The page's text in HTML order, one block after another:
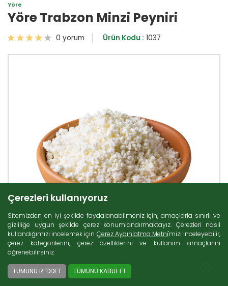
Yöre
Yöre Trabzon Minzi Peyniri
0 yorum Ürün Kodu : 1037
Çerezleri kullanıyoruz
Sitemizden en iyi şekilde faydalanabilmeniz için, amaçlarla sınırlı ve
gizliliğe uygun şekilde çerez konumlandırmaktayız. Çerezleri nasıl
kullandığımızı incelemek için Çerez Aydınlatma Metni'mizi inceleyebilir,
çerez kategorilerini, çerez özelliklerini ve kullanım amaçlarını
öğrenebilirsiniz.
TÜMÜNÜ REDDET TÜMÜNÜ KABUL ET